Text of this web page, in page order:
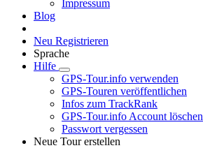
Impressum
Blog
Neu Registrieren
Sprache
Hilfe
GPS-Tour.info verwenden
GPS-Touren veröffentlichen
Infos zum TrackRank
GPS-Tour.info Account löschen
Passwort vergessen
Neue Tour erstellen